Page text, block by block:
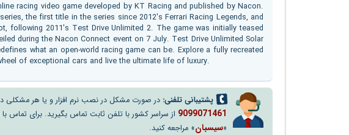
racing video game developed by KT Racing and published by Nacon.
the first title in the series since 2012's Ferrari Racing Legends, and
following 2011's Test Drive Unlimited 2. The game was initially teased
during the Nacon Connect event on 7 July. Test Drive Unlimited Solar
what an open-world racing game can be. Explore a fully recreated
of exceptional cars and live the ultimate life of luxury.
پشتیبانی تلفنی: در صورت مشکل در نصب نرم افزار و یا هر مشکلی در
9099071461
«سیسبان» مراجعه کنید.